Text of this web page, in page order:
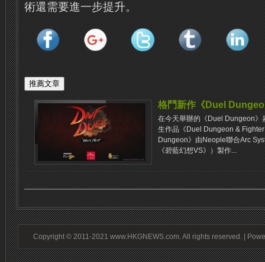
術還需要進一步提升。
格鬥新作《Duel
在今天舉辦的《Duel Dungeon》
生作品《Duel Dungeon &
Dungeon》由Neople聯合Arc
《碧藍幻想VS》）製作...
Copyright © 2011-2021 www.HKGNEWS.com. All rights reserved. |